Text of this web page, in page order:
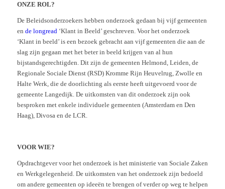
ONZE ROL?
De Beleidsonderzoekers hebben onderzoek gedaan bij vijf gemeenten
en de longread‘Klant in Beeld’ geschreven. Voor het onderzoek
‘Klant in beeld’ is een bezoek gebracht aan vijf gemeenten die aan de
slag zijn gegaan met het beter in beeld krijgen van al hun
bijstandsgerechtigden. Dit zijn de gemeenten Helmond, Leiden, de
Regionale Sociale Dienst (RSD) Kromme Rijn Heuvelrug, Zwolle en
Halte Werk, die de doorlichting als eerste heeft uitgevoerd voor de
gemeente Langedijk. De uitkomsten van dit onderzoek zijn ook
besproken met enkele individuele gemeenten (Amsterdam en Den
Haag), Divosa en de LCR.
VOOR WIE?
Opdrachtgever voor het onderzoek is het ministerie van Sociale Zaken
en Werkgelegenheid. De uitkomsten van het onderzoek zijn bedoeld
om andere gemeenten op ideeën te brengen of verder op weg te helpen